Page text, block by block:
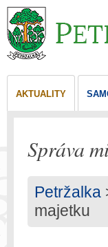
AKTUALITY
Správa
Petržalka
majetku